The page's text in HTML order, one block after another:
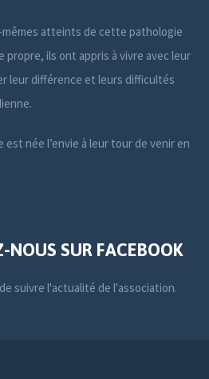
mêmes atteints de cette pathologie
propre, ils ont appris à vivre avec leur
leur différence et leurs difficultés
est née l’envie à leur tour de venir en
NOUS SUR FACEBOOK
suivre l'actualité de l'association.